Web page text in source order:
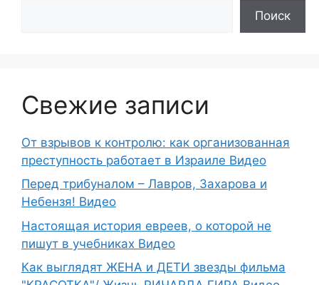
Поиск
Свежие записи
От взрывов к контролю: как организованная
преступность работает в Израиле Видео
Перед трибуналом – Лавров, Захарова и
Небензя! Видео
Настоящая история евреев, о которой не
пишут в учебниках Видео
Как выглядят ЖЕНА и ДЕТИ звезды фильма